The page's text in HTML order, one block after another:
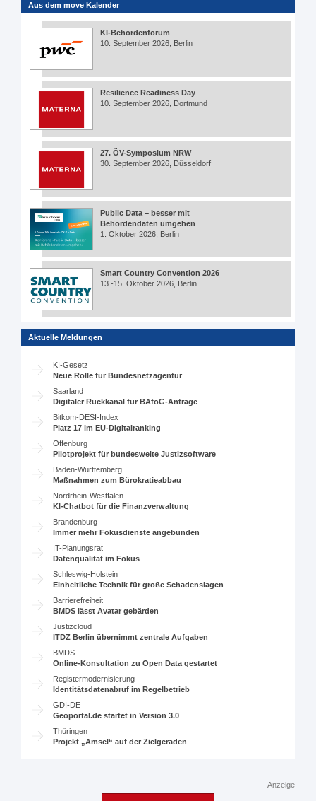
Aus dem move Kalender
KI-Behördenforum
10. September 2026, Berlin
Resilience Readiness Day
10. September 2026, Dortmund
27. ÖV-Symposium NRW
30. September 2026, Düsseldorf
Public Data – besser mit
Behördendaten umgehen
1. Oktober 2026, Berlin
Smart Country Convention 2026
13.-15. Oktober 2026, Berlin
Aktuelle Meldungen
KI-Gesetz
Neue Rolle für Bundesnetzagentur
Saarland
Digitaler Rückkanal für BAföG-Anträge
Bitkom-DESI-Index
Platz 17 im EU-Digitalranking
Offenburg
Pilotprojekt für bundesweite Justizsoftware
Baden-Württemberg
Maßnahmen zum Bürokratieabbau
Nordrhein-Westfalen
KI-Chatbot für die Finanzverwaltung
Brandenburg
Immer mehr Fokusdienste angebunden
IT-Planungsrat
Datenqualität im Fokus
Schleswig-Holstein
Einheitliche Technik für große Schadenslagen
Barrierefreiheit
BMDS lässt Avatar gebärden
Justizcloud
ITDZ Berlin übernimmt zentrale Aufgaben
BMDS
Online-Konsultation zu Open Data gestartet
Registermodernisierung
Identitätsdatenabruf im Regelbetrieb
GDI-DE
Geoportal.de startet in Version 3.0
Thüringen
Projekt „Amsel“ auf der Zielgeraden
Anzeige